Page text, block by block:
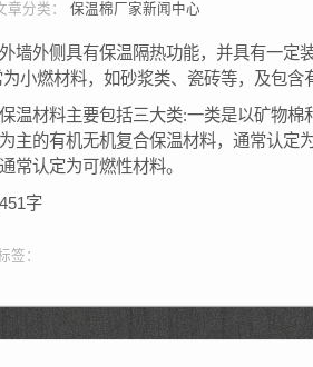
章分类： 保温棉厂家新闻中心
墙外侧具有保温隔热功能，并具有一定
为小燃材料，如砂浆类、瓷砖等，及包
温材料主要包括三大类:一类是以矿物
主的有机无机复合保温材料，通常认定
常认定为可燃性材料。
字
签：